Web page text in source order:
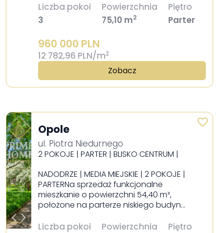
Liczba pokoi
3
Powierzchnia
75,10 m2
Piętro
Parter
960 000 PLN
12 782,96 PLN/m2
Zobacz
Opole
ul. Piotra Niedurnego
2 POKOJE | PARTER | BLISKO CENTRUM |
NADODRZE | MEDIA MIEJSKIE | 2 POKOJE |
PARTERNa sprzedaż funkcjonalne
mieszkanie o powierzchni 54,40 m²,
położone na parterze niskiego budyn…
Liczba pokoi
Powierzchnia
Piętro